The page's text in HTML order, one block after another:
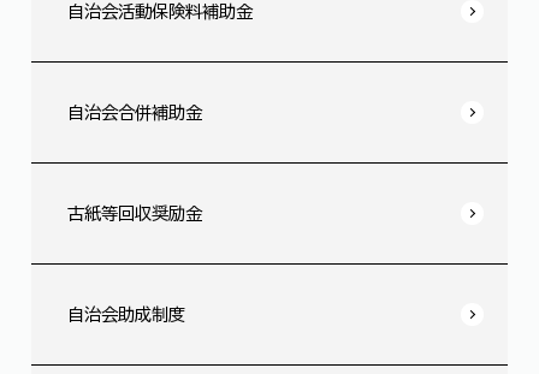
自治会活動保険料補助金
自治会合併補助金
古紙等回収奨励金
自治会助成制度